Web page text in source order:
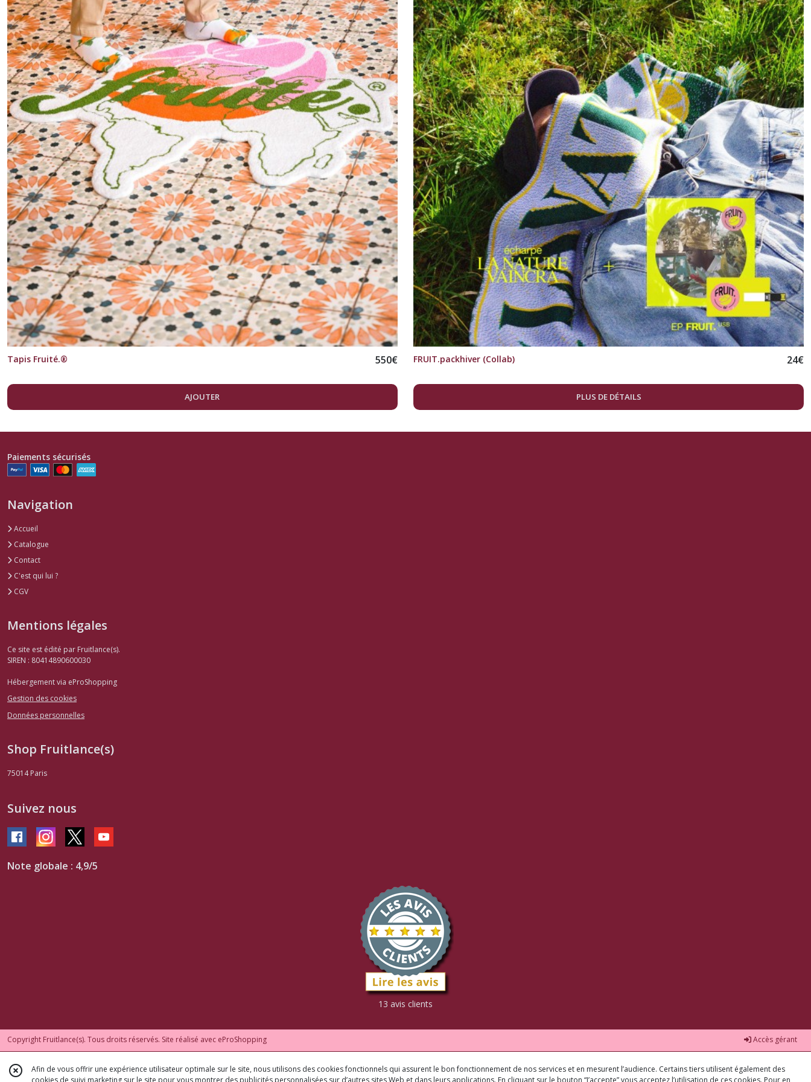
Tapis Fruité.® 550€
AJOUTER
FRUIT.packhiver (Collab) 24€
PLUS DE DÉTAILS
Paiements sécurisés
Navigation
Accueil
Catalogue
Contact
C'est qui lui ?
CGV
Mentions légales
Ce site est édité par Fruitlance(s).
SIREN : 80414890600030
Hébergement via eProShopping
Gestion des cookies
Données personnelles
Shop Fruitlance(s)
75014 Paris
Suivez nous
Note globale : 4,9/5
13 avis clients
Copyright Fruitlance(s). Tous droits réservés. Site réalisé avec eProShopping Accès gérant
Afin de vous offrir une expérience utilisateur optimale sur le site, nous utilisons des cookies fonctionnels qui assurent le bon fonctionnement de nos services et en mesurent l’audience. Certains tiers utilisent également des
cookies de suivi marketing sur le site pour vous montrer des publicités personnalisées sur d’autres sites Web et dans leurs applications. En cliquant sur le bouton “J’accepte” vous acceptez l’utilisation de ces cookies. Pour en